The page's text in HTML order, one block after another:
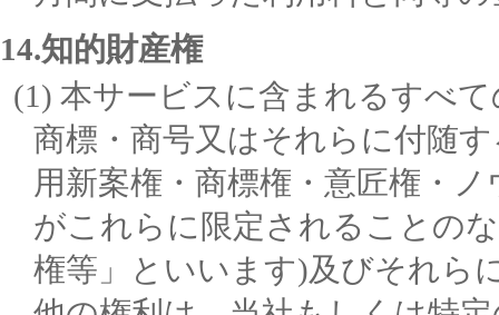
14.知的財産権
本サービスに含まれるすべ
商標・商号又はそれらに付随
用新案権・商標権・意匠権・
がこれらに限定されることの
権等」といいます)及びそれら